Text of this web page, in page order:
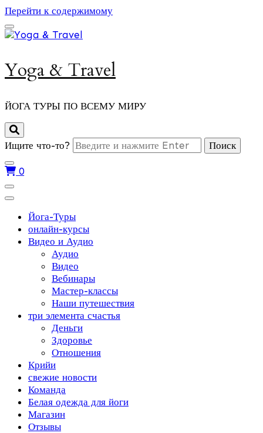
Перейти к содержимому
Yoga & Travel
ЙОГА ТУРЫ ПО ВСЕМУ МИРУ
Ищите что-то?
0
Йога-Туры
онлайн-курсы
Видео и Аудио
Аудио
Видео
Вебинары
Мастер-классы
Наши путешествия
три элемента счастья
Деньги
Здоровье
Отношения
Крийи
свежие новости
Команда
Белая одежда для йоги
Магазин
Отзывы